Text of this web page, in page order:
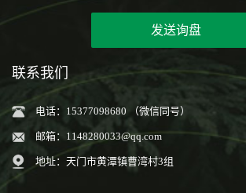
发送询盘
联系我们
电话：15377098680 （微信同号）
邮箱： 1148280033@qq.com
地址：天门市黄潭镇曹湾村3组